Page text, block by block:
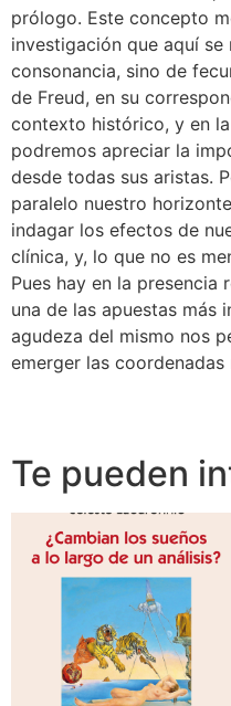
prólogo. Este concepto
investigación que aquí
consonancia, sino de
de Freud, en su
contexto histórico, y en
podremos apreciar la
desde todas sus aristas.
paralelo nuestro
indagar los efectos de
clínica, y, lo que no es
Pues hay en la presencia
una de las apuestas más
agudeza del mismo nos
emerger las
Te pueden